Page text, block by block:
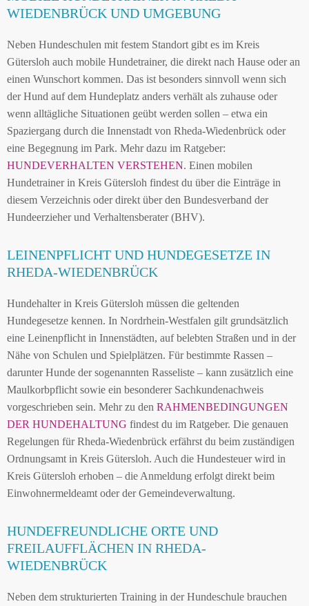
WIEDENBRÜCK UND UMGEBUNG
Neben Hundeschulen mit festem Standort gibt es im Kreis
Gütersloh auch mobile Hundetrainer, die direkt nach Hause oder an
einen Wunschort kommen. Das ist besonders sinnvoll wenn sich
der Hund auf dem Hundeplatz anders verhält als zuhause oder
wenn alltägliche Situationen geübt werden sollen – etwa ein
Spaziergang durch die Innenstadt von Rheda-Wiedenbrück oder
eine Begegnung im Park. Mehr dazu im Ratgeber:
HUNDEVERHALTEN VERSTEHEN. Einen mobilen
Hundetrainer in Kreis Gütersloh findest du über die Einträge in
diesem Verzeichnis oder direkt über den Bundesverband der
Hundeerzieher und Verhaltensberater (BHV).
LEINENPFLICHT UND HUNDEGESETZE IN
RHEDA-WIEDENBRÜCK
Hundehalter in Kreis Gütersloh müssen die geltenden
Hundegesetze kennen. In Nordrhein-Westfalen gilt grundsätzlich
eine Leinenpflicht in Innenstädten, auf belebten Straßen und in der
Nähe von Schulen und Spielplätzen. Für bestimmte Rassen –
darunter Hunde der sogenannten Rasseliste – kann zusätzlich eine
Maulkorbpflicht sowie ein besonderer Sachkundenachweis
vorgeschrieben sein. Mehr zu den RAHMENBEDINGUNGEN
DER HUNDEHALTUNG findest du im Ratgeber. Die genauen
Regelungen für Rheda-Wiedenbrück erfährst du beim zuständigen
Ordnungsamt in Kreis Gütersloh. Auch die Hundesteuer wird in
Kreis Gütersloh erhoben – die Anmeldung erfolgt direkt beim
Einwohnermeldeamt oder der Gemeindeverwaltung.
HUNDEFREUNDLICHE ORTE UND
FREILAUFFLÄCHEN IN RHEDA-
WIEDENBRÜCK
Neben dem strukturierten Training in der Hundeschule brauchen